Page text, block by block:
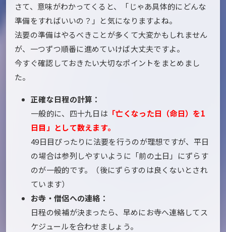
さて、意味がわかってくると、「じゃあ具体的にどんな
準備をすればいいの？」と気になりますよね。
法要の準備はやるべきことが多くて大変かもしれません
が、一つずつ順番に進めていけば大丈夫ですよ。
今すぐ確認しておきたい大切なポイントをまとめまし
た。
正確な日程の計算：
一般的に、四十九日は 「亡くなった日（命日）を1
日目」として数えます。
49日目ぴったりに法要を行うのが理想ですが、平日
の場合は参列しやすいように「前の土日」にずらす
のが一般的です。（後にずらすのは良くないとされ
ています）
お寺・僧侶への連絡：
日程の候補が決まったら、早めにお寺へ連絡してス
ケジュールを合わせましょう。